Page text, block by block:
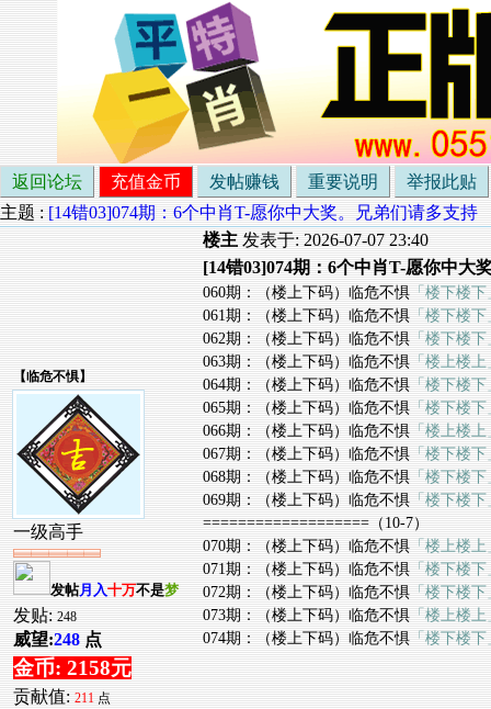
返回论坛 充值金币 发帖赚钱 重要说明
举报此贴
主题 : [14错03]074期：6个中肖T-愿你中大奖。兄弟们请多支持
【临危不惧】
一级高手
发帖月入十万不是梦
发贴: 248
威望:248 点
金币: 2158元
贡献值: 211 点
楼主 发表于: 2026-07-07 23:40
[14错03]074期：6个中肖T-愿你中大
060期：（楼上下码）临危不惧 「楼下楼下
061期：（楼上下码）临危不惧 「楼下楼下
062期：（楼上下码）临危不惧 「楼下楼下
063期：（楼上下码）临危不惧 「楼上楼上
064期：（楼上下码）临危不惧 「楼下楼下
065期：（楼上下码）临危不惧 「楼下楼下
066期：（楼上下码）临危不惧 「楼上楼上
067期：（楼上下码）临危不惧 「楼下楼下
068期：（楼上下码）临危不惧 「楼下楼下
069期：（楼上下码）临危不惧 「楼下楼下
===================（10-7）
070期：（楼上下码）临危不惧 「楼上楼上
071期：（楼上下码）临危不惧 「楼下楼下
072期：（楼上下码）临危不惧 「楼下楼下
073期：（楼上下码）临危不惧 「楼上楼上
074期：（楼上下码）临危不惧 「楼下楼下